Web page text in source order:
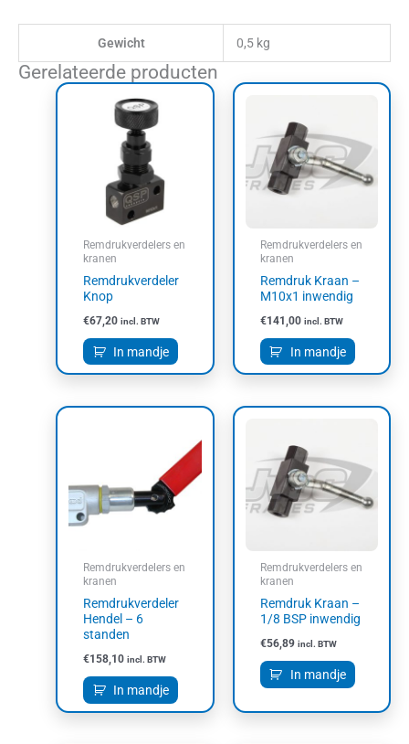
Gewicht 0,5 kg
Gerelateerde producten
Remdrukverdelers en
kranen
Remdrukverdeler
Knop
€67,20 incl. BTW
In mandje
Remdrukverdelers en
kranen
Remdruk Kraan –
M10x1 inwendig
€141,00 incl. BTW
In mandje
Remdrukverdelers en
kranen
Remdrukverdeler
Hendel – 6
standen
€158,10 incl. BTW
In mandje
Remdrukverdelers en
kranen
Remdruk Kraan –
1/8 BSP inwendig
€56,89 incl. BTW
In mandje